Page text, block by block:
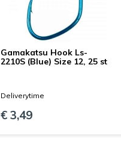
Gamakatsu Hook Ls-
2210S (Blue) Size 12, 25 st
Deliverytime
€ 3,49